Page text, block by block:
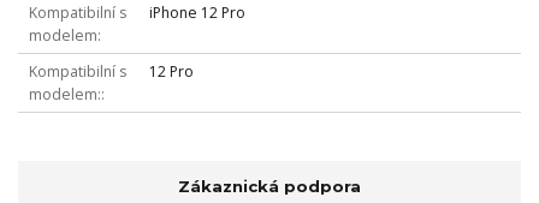
Kompatibilní s
modelem
iPhone 12 Pro
Kompatibilní s
modelem:
12 Pro
Zákaznická podpora